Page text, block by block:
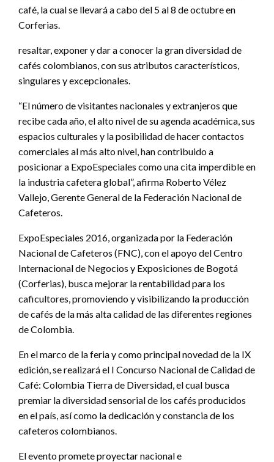
café, la cual se llevará a cabo del 5 al 8 de octubre en
Corferias.
resaltar, exponer y dar a conocer la gran diversidad de
cafés colombianos, con sus atributos característicos,
singulares y excepcionales.
“El número de visitantes nacionales y extranjeros que
recibe cada año, el alto nivel de su agenda académica, sus
espacios culturales y la posibilidad de hacer contactos
comerciales al más alto nivel, han contribuido a
posicionar a ExpoEspeciales como una cita imperdible en
la industria cafetera global”, afirma Roberto Vélez
Vallejo, Gerente General de la Federación Nacional de
Cafeteros.
ExpoEspeciales 2016, organizada por la Federación
Nacional de Cafeteros (FNC), con el apoyo del Centro
Internacional de Negocios y Exposiciones de Bogotá
(Corferias), busca mejorar la rentabilidad para los
caficultores, promoviendo y visibilizando la producción
de cafés de la más alta calidad de las diferentes regiones
de Colombia.
En el marco de la feria y como principal novedad de la IX
edición, se realizará el I Concurso Nacional de Calidad de
Café: Colombia Tierra de Diversidad, el cual busca
premiar la diversidad sensorial de los cafés producidos
en el país, así como la dedicación y constancia de los
cafeteros colombianos.
El evento promete proyectar nacional e